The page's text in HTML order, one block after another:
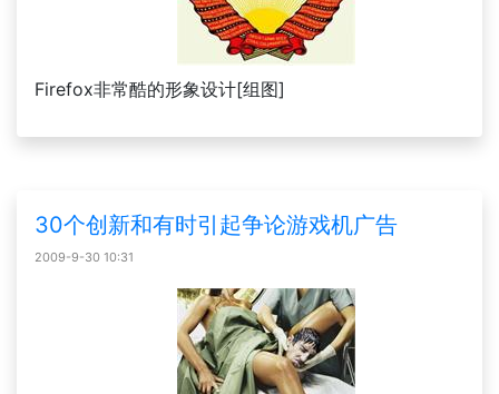
Firefox非常酷的形象设计[组图]
30个创新和有时引起争论游戏机广告
2009-9-30 10:31